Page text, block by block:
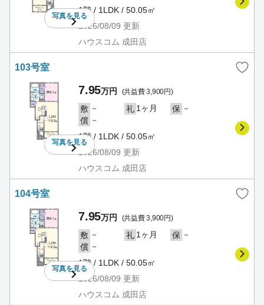
写真を見る
1階 / 1LDK / 50.05㎡
2026/08/09 更新
ハウスコム 成田店
103号室
写真を見る
7.95万円 (共益費 3,900円)
敷 － 礼 1ヶ月 保 －
償 －
1階 / 1LDK / 50.05㎡
2026/08/09 更新
ハウスコム 成田店
104号室
写真を見る
7.95万円 (共益費 3,900円)
敷 － 礼 1ヶ月 保 －
償 －
1階 / 1LDK / 50.05㎡
2026/08/09 更新
ハウスコム 成田店